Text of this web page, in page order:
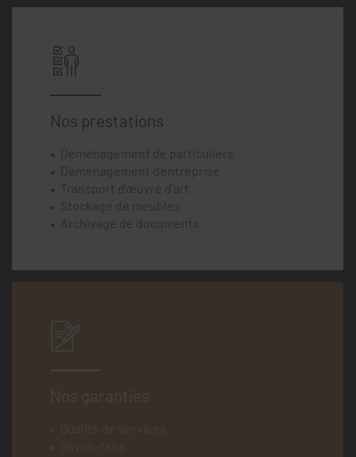
Nos prestations
Déménagement de particuliers
Déménagement d’entreprise
Transport d’œuvre d’art
Stockage de meubles
Archivage de documents
Nos garanties